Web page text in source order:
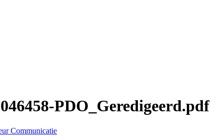
PDO_Geredigeerd.pdf
Communicatie